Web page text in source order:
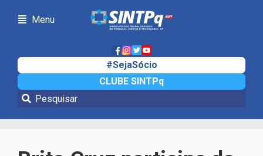
Menu
#SejaSócio
CLUBE SINTPq
Notícias